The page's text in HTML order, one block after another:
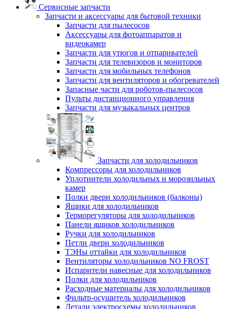
Сервисные запчасти
Запчасти и аксессуары для бытовой техники
Запчасти для пылесосов
Аксессуары для фотоаппаратов и
видеокамер
Запчасти для утюгов и отпаривателей
Запчасти для телевизоров и мониторов
Запчасти для мобильных телефонов
Запчасти для вентиляторов и обогревателей
Запасные части для роботов-пылесосов
Пульты дистанционного управления
Запчасти для музыкальных центров
Запчасти для холодильников
Компрессоры для холодильников
Уплотнители холодильных и морозильных
камер
Полки двери холодильников (балконы)
Ящики для холодильников
Терморегуляторы для холодильников
Панели ящиков холодильников
Ручки для холодильников
Петли двери холодильников
ТЭНы оттайки для холодильников
Вентиляторы холодильников NO FROST
Испарители навесные для холодильников
Полки для холодильников
Расходные материалы для холодильников
Фильтр-осушитель холодильников
Детали электросхемы холодильников